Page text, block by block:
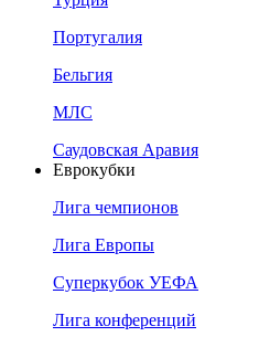
Португалия
Бельгия
МЛС
Саудовская Аравия
Еврокубки
Лига чемпионов
Лига Европы
Суперкубок УЕФА
Лига конференций